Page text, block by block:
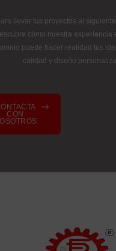
llevar tus proyectos al
cómo nuestra experiencia
puede hacer realidad tus
calidad y diseño
CON